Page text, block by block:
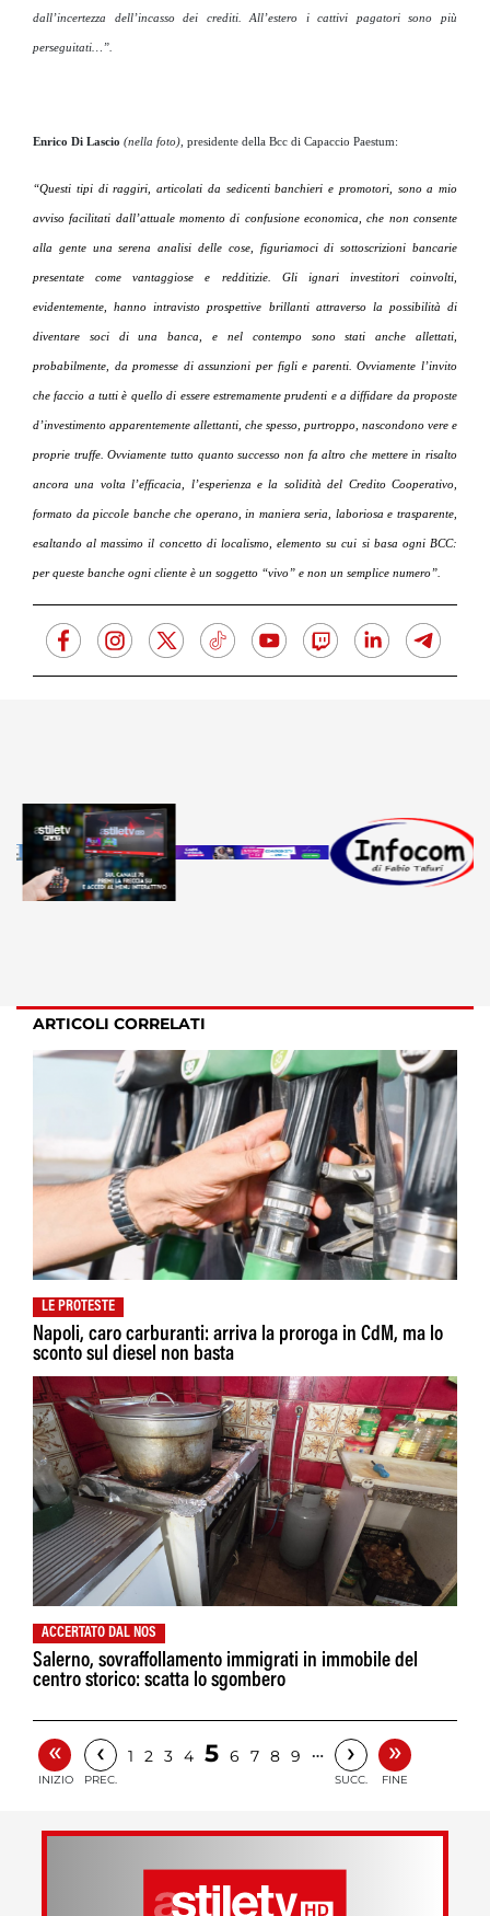
dall’incertezza dell’incasso dei crediti. All’estero i cattivi pagatori sono più
perseguitati…”.
Enrico Di Lascio (nella foto) , presidente della Bcc di Capaccio Paestum:
“Questi tipi di raggiri, articolati da sedicenti banchieri e promotori, sono a mio
avviso facilitati dall’attuale momento di confusione economica, che non consente
alla gente una serena analisi delle cose, figuriamoci di sottoscrizioni bancarie
presentate come vantaggiose e redditizie. Gli ignari investitori coinvolti,
evidentemente, hanno intravisto prospettive brillanti attraverso la possibilità di
diventare soci di una banca, e nel contempo sono stati anche allettati,
probabilmente, da promesse di assunzioni per figli e parenti. Ovviamente l’invito
che faccio a tutti è quello di essere estremamente prudenti e a diffidare da proposte
d’investimento apparentemente allettanti, che spesso, purtroppo, nascondono vere e
proprie truffe. Ovviamente tutto quanto successo non fa altro che mettere in risalto
ancora una volta l’efficacia, l’esperienza e la solidità del Credito Cooperativo,
formato da piccole banche che operano, in maniera seria, laboriosa e trasparente,
esaltando al massimo il concetto di localismo, elemento su cui si basa ogni BCC:
per queste banche ogni cliente è un soggetto “vivo” e non un semplice numero”.
ARTICOLI CORRELATI
LE PROTESTE
Napoli, caro carburanti: arriva la proroga in CdM, ma lo
sconto sul diesel non basta
ACCERTATO DAL NOS
Salerno, sovraffollamento immigrati in immobile del
centro storico: scatta lo sgombero
«
INIZIO
‹
PREC.
1 2 3 4 5 6 7 8 9 … ›
SUCC.
»
FINE